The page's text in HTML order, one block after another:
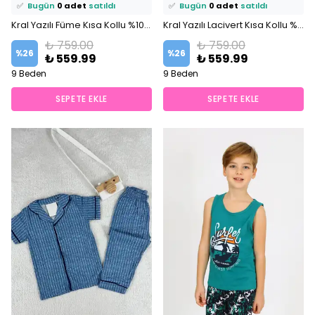
✅ Bugün 0 adet satıldı
Kral Yazılı Füme Kısa Kollu %100 Pamuklu Erkek Çocuk Pijama Takım
%26
₺ 759.00
₺ 559.99
9 Beden
SEPETE EKLE
✅ Bugün 0 adet satıldı
Kral Yazılı Lacivert Kısa Kollu %100 Pamuklu Erkek Çocuk Pijama Takım
%26
₺ 759.00
₺ 559.99
9 Beden
SEPETE EKLE